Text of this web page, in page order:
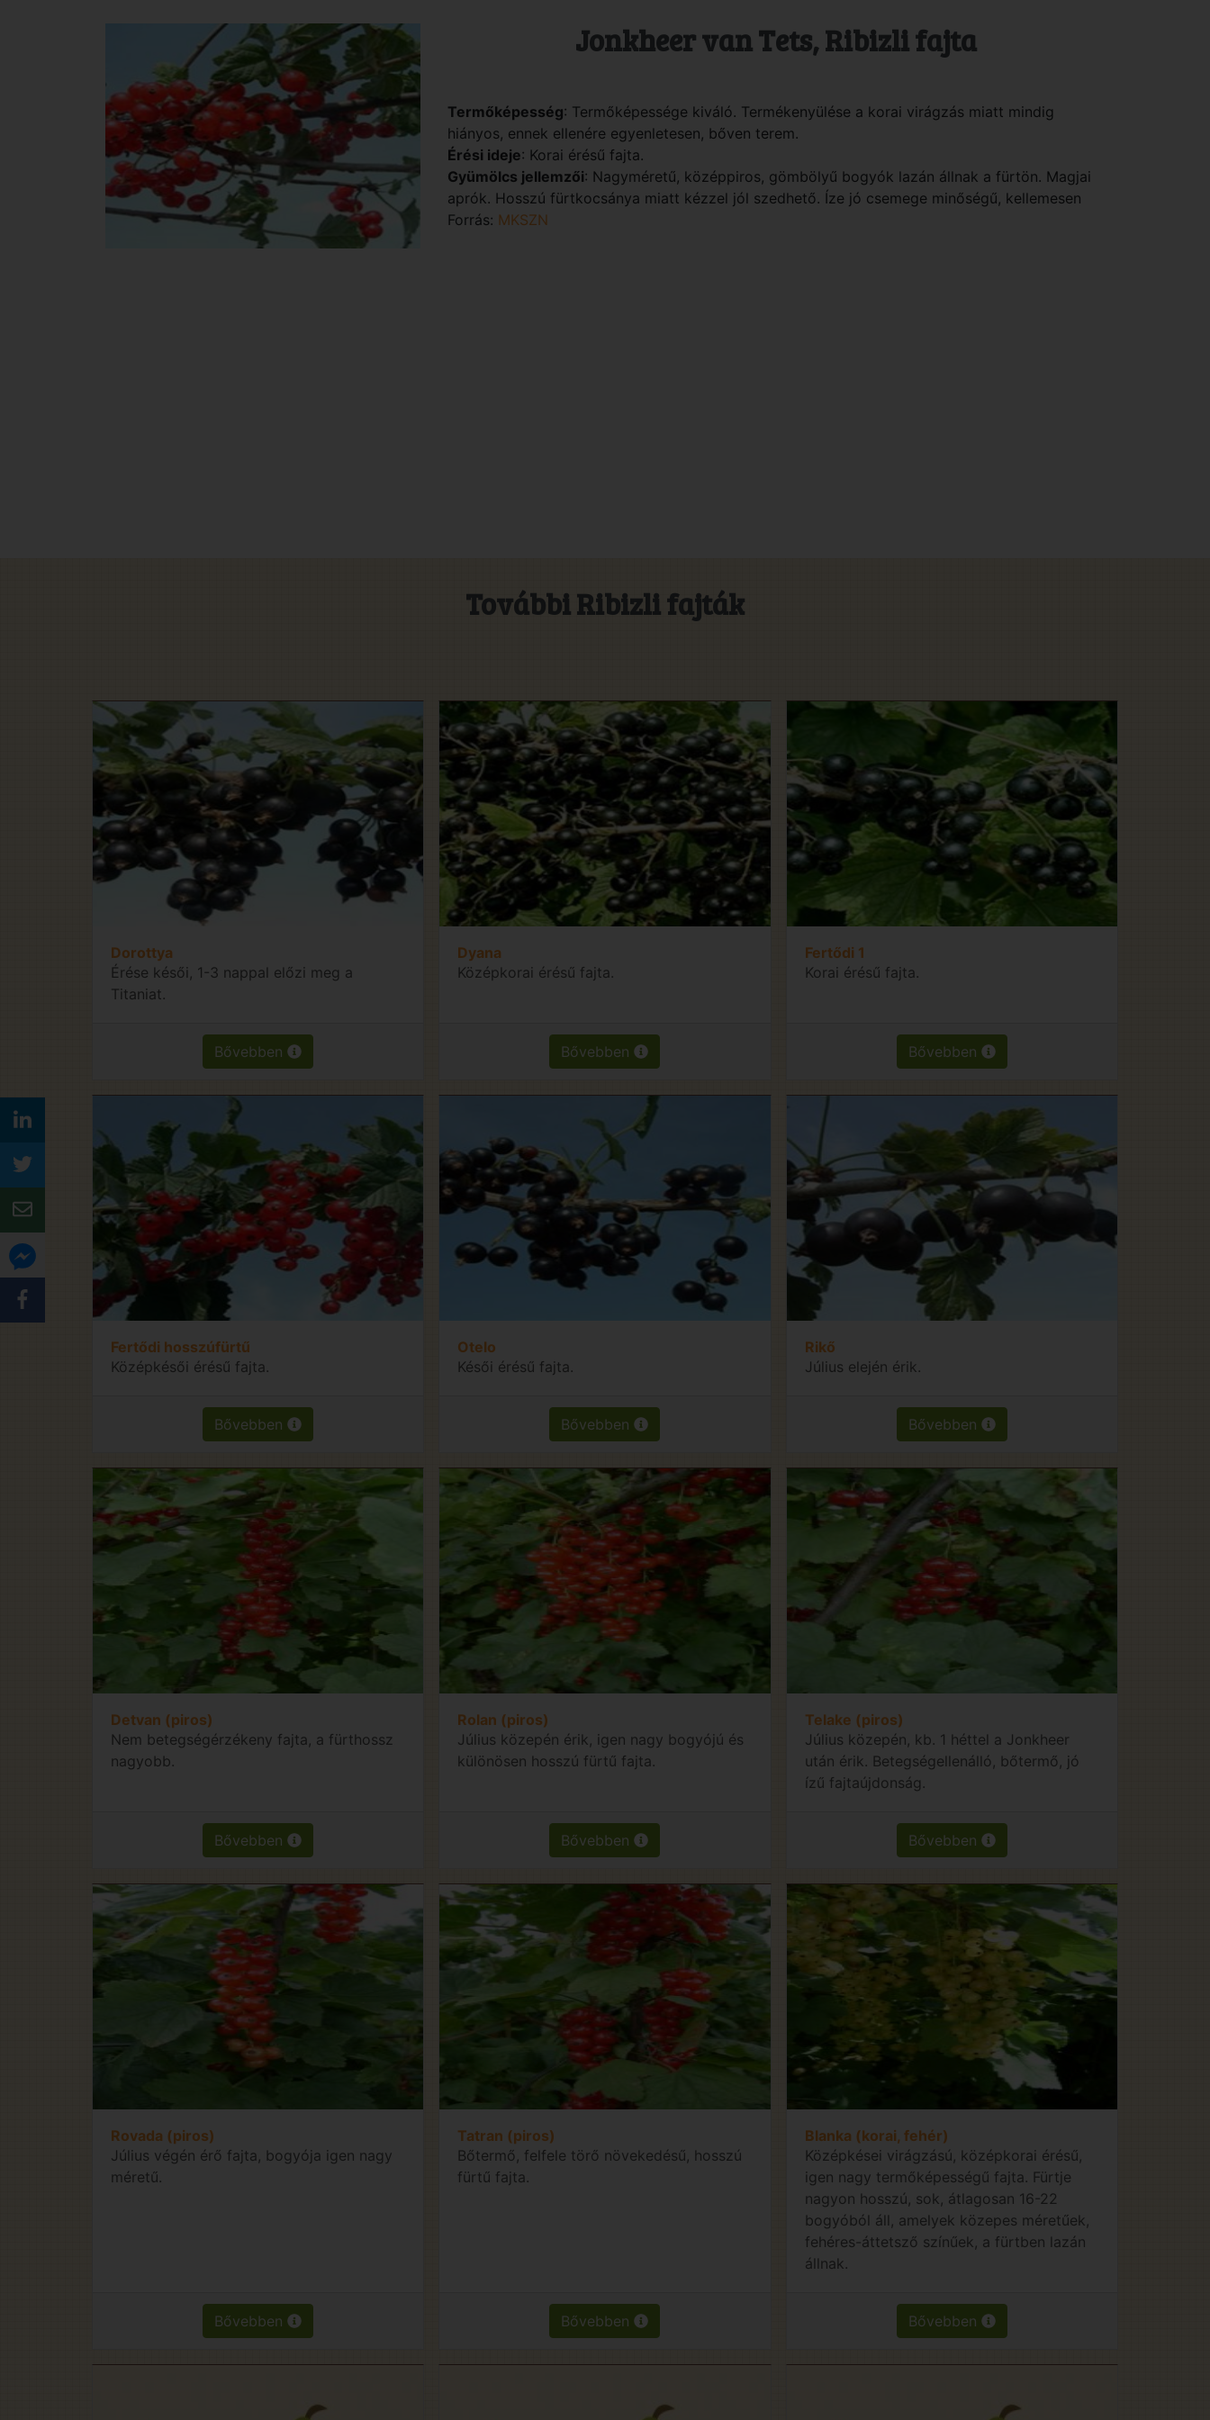
Jonkheer van Tets, Ribizli fajta
Termőképesség: Termőképessége kiváló. Termékenyülése a korai virágzás miatt mindig
hiányos, ennek ellenére egyenletesen, bőven terem.
Érési ideje: Korai érésű fajta.
Gyümölcs jellemzői: Nagyméretű, középpiros, gömbölyű bogyók lazán állnak a fürtön. Magjai
aprók. Hosszú fürtkocsánya miatt kézzel jól szedhető. Íze jó csemege minőségű, kellemesen
Forrás: MKSZN
További Ribizli fajták
Dorottya
Érése késői, 1-3 nappal előzi meg a
Titaniat.
Bővebben
Dyana
Középkorai érésű fajta.
Bővebben
Fertődi 1
Korai érésű fajta.
Bővebben
Fertődi hosszúfürtű
Középkésői érésű fajta.
Bővebben
Otelo
Késői érésű fajta.
Bővebben
Rikő
Július elején érik.
Bővebben
Detvan (piros)
Nem betegségérzékeny fajta, a fürthossz
nagyobb.
Bővebben
Rolan (piros)
Július közepén érik, igen nagy bogyójú és
különösen hosszú fürtű fajta.
Bővebben
Telake (piros)
Július közepén, kb. 1 héttel a Jonkheer
után érik. Betegségellenálló, bőtermő, jó
ízű fajtaújdonság.
Bővebben
Rovada (piros)
Július végén érő fajta, bogyója igen nagy
méretű.
Bővebben
Tatran (piros)
Bőtermő, felfele törő növekedésű, hosszú
fürtű fajta.
Bővebben
Blanka (korai, fehér)
Középkései virágzású, középkorai érésű,
igen nagy termőképességű fajta. Fürtje
nagyon hosszú, sok, átlagosan 16-22
bogyóból áll, amelyek közepes méretűek,
fehéres-áttetsző színűek, a fürtben lazán
állnak.
Bővebben